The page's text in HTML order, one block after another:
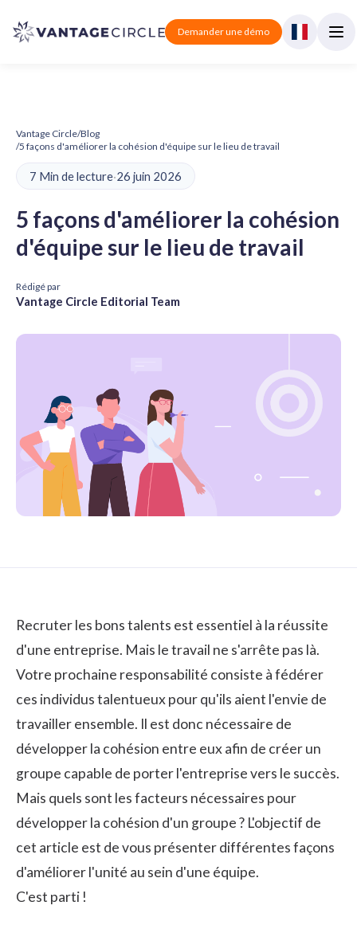
Demander une démo
Vantage Circle/Blog
/5 façons d'améliorer la cohésion d'équipe sur le lieu de travail
7 Min de lecture·26 juin 2026
5 façons d'améliorer la cohésion
d'équipe sur le lieu de travail
Rédigé par
Vantage Circle Editorial Team
Recruter les bons talents est essentiel à la réussite
d'une entreprise. Mais le travail ne s'arrête pas là.
Votre prochaine responsabilité consiste à fédérer
ces individus talentueux pour qu'ils aient l'envie de
travailler ensemble. Il est donc nécessaire de
développer la cohésion entre eux afin de créer un
groupe capable de porter l'entreprise vers le succès.
Mais quels sont les facteurs nécessaires pour
développer la cohésion d'un groupe ? L'objectif de
cet article est de vous présenter différentes façons
d'améliorer l'unité au sein d'une équipe.
C'est parti !